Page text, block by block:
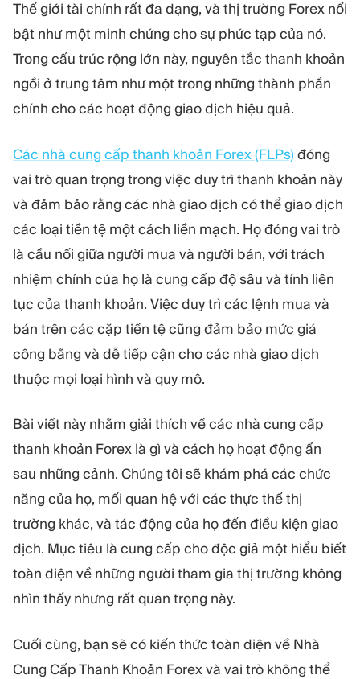
Thế giới tài chính rất đa dạng, và thị trường Forex nổi
bật như một minh chứng cho sự phức tạp của nó.
Trong cấu trúc rộng lớn này, nguyên tắc thanh khoản
ngồi ở trung tâm như một trong những thành phần
chính cho các hoạt động giao dịch hiệu quả.
Các nhà cung cấp thanh khoản Forex (FLPs) đóng
vai trò quan trọng trong việc duy trì thanh khoản này
và đảm bảo rằng các nhà giao dịch có thể giao dịch
các loại tiền tệ một cách liền mạch. Họ đóng vai trò
là cầu nối giữa người mua và người bán, với trách
nhiệm chính của họ là cung cấp độ sâu và tính liên
tục của thanh khoản. Việc duy trì các lệnh mua và
bán trên các cặp tiền tệ cũng đảm bảo mức giá
công bằng và dễ tiếp cận cho các nhà giao dịch
thuộc mọi loại hình và quy mô.
Bài viết này nhằm giải thích về các nhà cung cấp
thanh khoản Forex là gì và cách họ hoạt động ẩn
sau những cảnh. Chúng tôi sẽ khám phá các chức
năng của họ, mối quan hệ với các thực thể thị
trường khác, và tác động của họ đến điều kiện giao
dịch. Mục tiêu là cung cấp cho độc giả một hiểu biết
toàn diện về những người tham gia thị trường không
nhìn thấy nhưng rất quan trọng này.
Cuối cùng, bạn sẽ có kiến thức toàn diện về Nhà
Cung Cấp Thanh Khoản Forex và vai trò không thể
MÔ-ĐUN
Sàn giao dịch Hậu cần
TÀI NGUYÊN
Hướng dẫn tiếp thị
Thuật ngữ
Video hướng dẫn
Công cụ tính lợi nhuận
Kế hoạch kinh doanh
THÊM
Giới thiệu về Quadcode
Sự kiện
Con số
Tin tức công ty
Nghề nghiệp
Bền vững
THEO DÕI CHÚNG TÔI